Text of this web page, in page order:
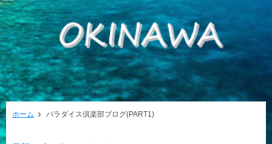
ホーム パラダイス倶楽部ブログ(PART1)